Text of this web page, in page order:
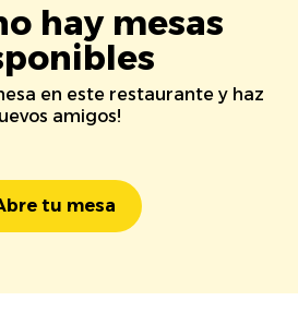
hay mesas
en este restaurante y haz
amigos!
tu mesa